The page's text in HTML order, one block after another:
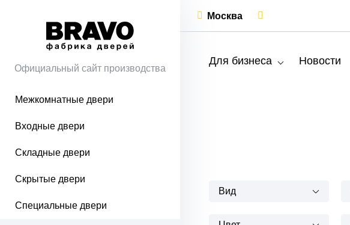
Официальный сайт производства
Межкомнатные двери
Входные двери
Складные двери
Скрытые двери
Специальные двери
Москва
Для бизнеса Новости
Вид